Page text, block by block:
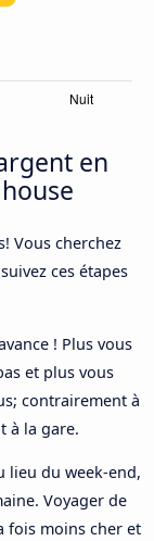
en
Vous cherchez
ces étapes
! Plus vous
et plus vous
contrairement à
à la gare.
lieu du week-end,
Voyager de
fois moins cher et